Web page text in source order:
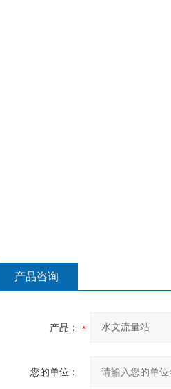
产品咨询
产品：
您的单位：